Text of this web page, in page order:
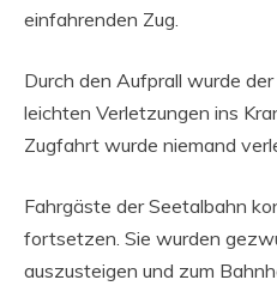
einfahrenden Zug.
Durch den Aufprall wurde
leichten Verletzungen ins
Zugfahrt wurde niemand
Fahrgäste der Seetalbahn
fortsetzen. Sie wurden
auszusteigen und zum